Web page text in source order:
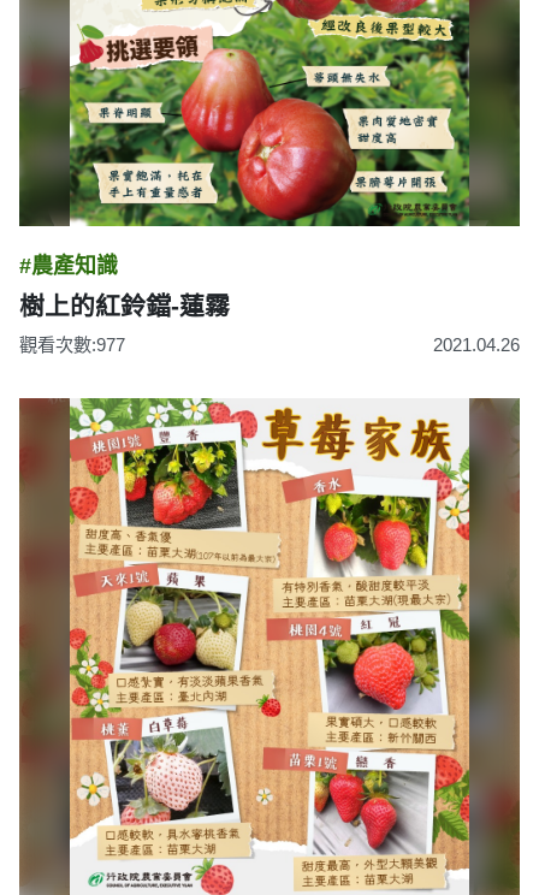
#農產知識
樹上的紅鈴鐺-蓮霧
觀看次數:977 2021.04.26